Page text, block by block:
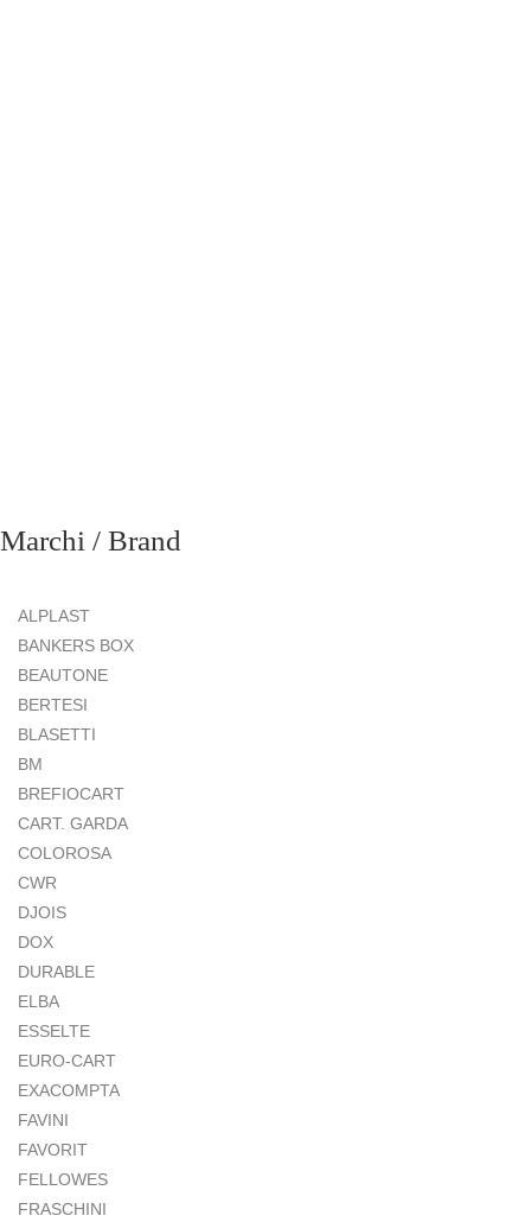
Marchi / Brand
ALPLAST
BANKERS BOX
BEAUTONE
BERTESI
BLASETTI
BM
BREFIOCART
CART. GARDA
COLOROSA
CWR
DJOIS
DOX
DURABLE
ELBA
ESSELTE
EURO-CART
EXACOMPTA
FAVINI
FAVORIT
FELLOWES
FRASCHINI